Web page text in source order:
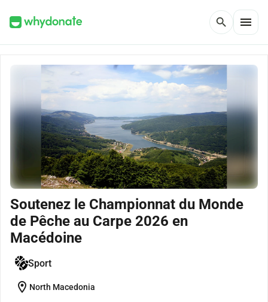
search menu
Soutenez le Championnat du Monde
de Pêche au Carpe 2026 en
Macédoine
Sport
location_on North Macedonia